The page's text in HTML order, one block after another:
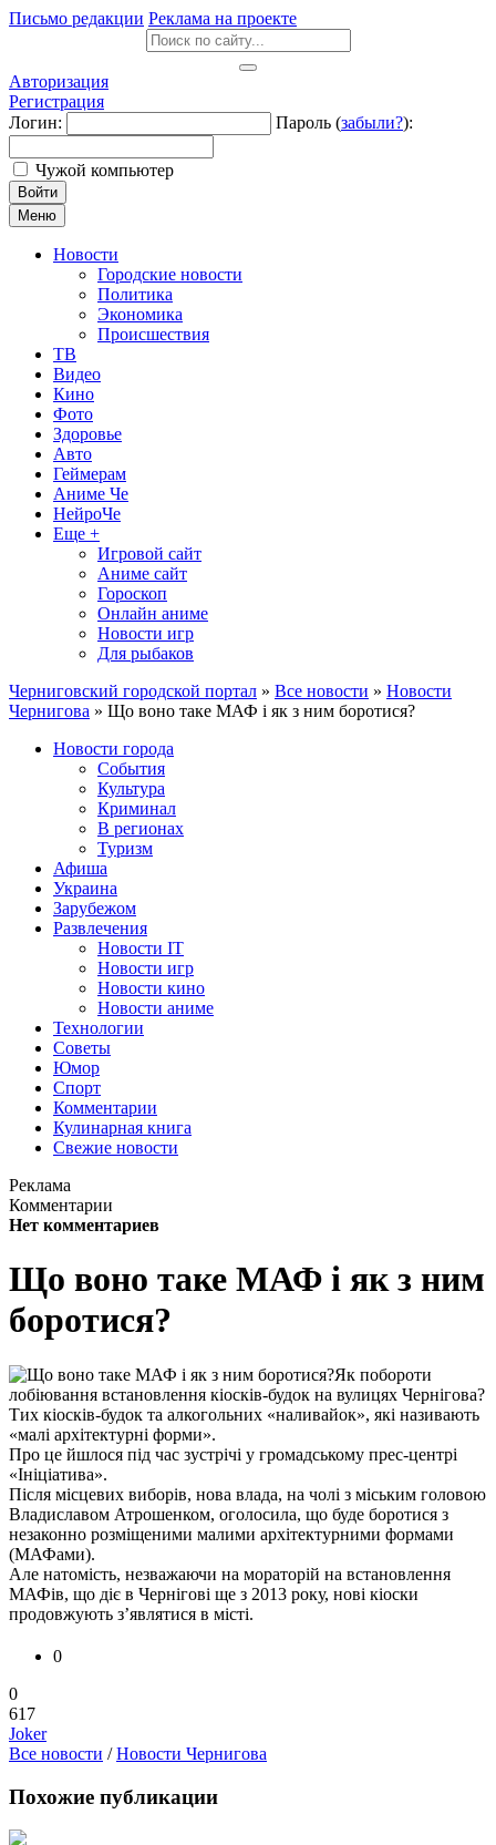
Письмо редакции Реклама на проекте
Авторизация
Регистрация
Логин:
Пароль (забыли?):
Чужой компьютер
Войти
Меню
Новости
Городские новости
Политика
Экономика
Происшествия
ТВ
Видео
Кино
Фото
Здоровье
Авто
Геймерам
Аниме Че
НейроЧе
Еще +
Игровой сайт
Аниме сайт
Гороскоп
Онлайн аниме
Новости игр
Для рыбаков
Черниговский городской портал » Все новости » Новости
Чернигова » Що воно таке МАФ і як з ним боротися?
Новости города
События
Культура
Криминал
В регионах
Туризм
Афиша
Украина
Зарубежом
Развлечения
Новости IT
Новости игр
Новости кино
Новости аниме
Технологии
Советы
Юмор
Спорт
Комментарии
Кулинарная книга
Свежие новости
Реклама
Комментарии
Нет комментариев
Що воно таке МАФ і як з ним
боротися?
Як побороти
лобіювання встановлення кіосків-будок на вулицях Чернігова?
Тих кіосків-будок та алкогольних «наливайок», які називають
«малі архітектурні форми».
Про це йшлося під час зустрічі у громадському прес-центрі
«Ініціатива».
Після місцевих виборів, нова влада, на чолі з міським головою
Владиславом Атрошенком, оголосила, що буде боротися з
незаконно розміщеними малими архітектурними формами
(МАФами).
Але натомість, незважаючи на мораторій на встановлення
МАФів, що діє в Чернігові ще з 2013 року, нові кіоски
продовжують з’являтися в місті.
0
0
617
Joker
Все новости /Новости Чернигова
Похожие публикации